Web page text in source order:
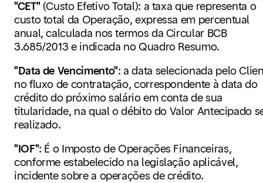
"CET" (Custo Efetivo Total): a taxa que representa o
custo total da Operação, expressa em percentual
anual, calculada nos termos da Circular BCB
3.685/2013 e indicada no Quadro Resumo.
"Data de Vencimento": a data selecionada pelo
no fluxo de contratação, correspondente à data do
crédito do próximo salário em conta de sua
titularidade, na qual o débito do Valor Antecipado
realizado.
"IOF": É o Imposto de Operações Financeiras,
conforme estabelecido na legislação aplicável,
incidente sobre a operações de crédito.